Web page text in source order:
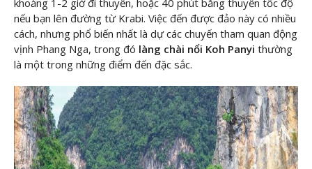
khoảng 1-2 giờ đi thuyền, hoặc 40 phút bằng thuyền tốc độ
nếu bạn lên đường từ Krabi. Việc đến được đảo này có nhiều
cách, nhưng phổ biến nhất là dự các chuyến tham quan động
vịnh Phang Nga, trong đó làng chài nổi Koh Panyi thường
là một trong những điểm đến đặc sắc.